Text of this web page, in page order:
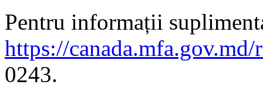
Pentru informații
https://canada.mfa.gov.md/
0243.